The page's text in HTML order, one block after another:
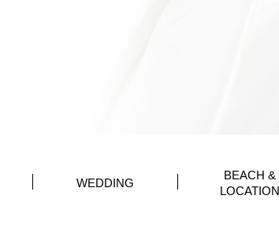
WEDDING
BEACH &
LOCATION